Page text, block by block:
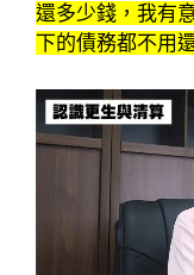
還多少錢，我有
下的債務都不用